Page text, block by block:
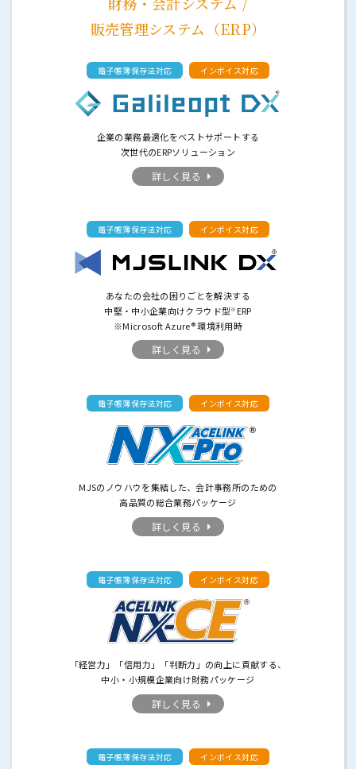
販売管理システム（ERP）
電子帳簿保存法対応 インボイス対応
企業の業務最適化をベストサポートする
次世代のERPソリューション
詳しく見る
電子帳簿保存法対応 インボイス対応
あなたの会社の困りごとを解決する
中堅・中小企業向けクラウド型 ※ ERP
※Microsoft Azure® 環境利用時
詳しく見る
電子帳簿保存法対応 インボイス対応
MJSのノウハウを集結した、会計事務所のための
高品質の総合業務パッケージ
詳しく見る
電子帳簿保存法対応 インボイス対応
「経営力」「信用力」「判断力」の向上に貢献する、
中小・小規模企業向け財務パッケージ
詳しく見る
電子帳簿保存法対応 インボイス対応